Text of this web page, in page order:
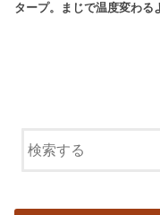
タープ。まじで温度変わる